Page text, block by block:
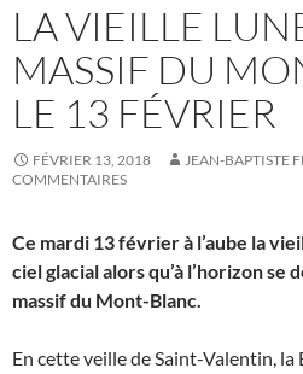
LA VIEILLE
MASSIF DU
LE 13 FÉVRIER
FÉVRIER 13, 2018 JEAN-BAPTISTE
COMMENTAIRES
Ce mardi 13 février à l’aube la
ciel glacial alors qu’à l’horizon se
massif du Mont-Blanc.
En cette veille de Saint-Valentin,